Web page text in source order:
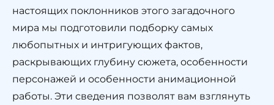
настоящих поклонников этого загадочного
мира мы подготовили подборку самых
любопытных и интригующих фактов,
раскрывающих глубину сюжета, особенности
персонажей и особенности анимационной
работы. Эти сведения позволят вам взглянуть